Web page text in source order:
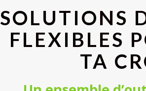
SOLUTIONS
FLEXIBLES
TA